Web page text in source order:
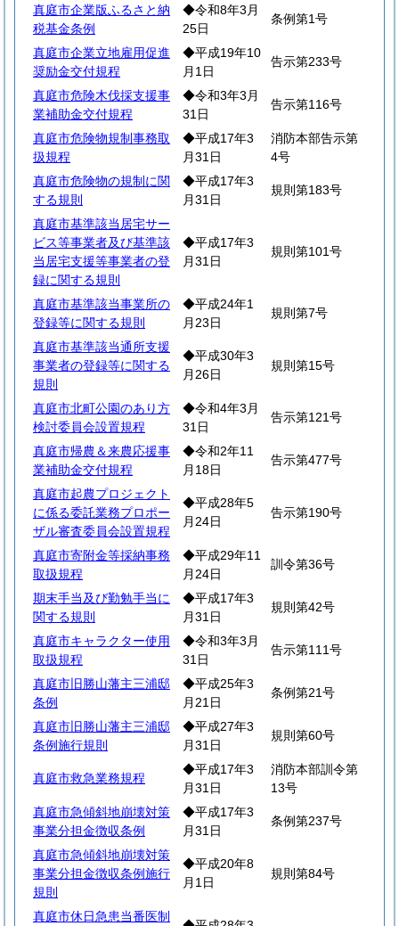
真庭市企業版ふるさと納
税基金条例
◆令和8年3月
25日
条例第1号
真庭市企業立地雇用促進
奨励金交付規程
◆平成19年10
月1日
告示第233号
真庭市危険木伐採支援事
業補助金交付規程
◆令和3年3月
31日
告示第116号
真庭市危険物規制事務取
扱規程
◆平成17年3
月31日
消防本部告示第
4号
真庭市危険物の規制に関
する規則
◆平成17年3
月31日
規則第183号
真庭市基準該当居宅サー
ビス等事業者及び基準該
当居宅支援等事業者の登
録に関する規則
◆平成17年3
月31日
規則第101号
真庭市基準該当事業所の
登録等に関する規則
◆平成24年1
月23日
規則第7号
真庭市基準該当通所支援
事業者の登録等に関する
規則
◆平成30年3
月26日
規則第15号
真庭市北町公園のあり方
検討委員会設置規程
◆令和4年3月
31日
告示第121号
真庭市帰農＆来農応援事
業補助金交付規程
◆令和2年11
月18日
告示第477号
真庭市起農プロジェクト
に係る委託業務プロポー
ザル審査委員会設置規程
◆平成28年5
月24日
告示第190号
真庭市寄附金等採納事務
取扱規程
◆平成29年11
月24日
訓令第36号
期末手当及び勤勉手当に
関する規則
◆平成17年3
月31日
規則第42号
真庭市キャラクター使用
取扱規程
◆令和3年3月
31日
告示第111号
真庭市旧勝山藩主三浦邸
条例
◆平成25年3
月21日
条例第21号
真庭市旧勝山藩主三浦邸
条例施行規則
◆平成27年3
月31日
規則第60号
真庭市救急業務規程
◆平成17年3
月31日
消防本部訓令第
13号
真庭市急傾斜地崩壊対策
事業分担金徴収条例
◆平成17年3
月31日
条例第237号
真庭市急傾斜地崩壊対策
事業分担金徴収条例施行
規則
◆平成20年8
月1日
規則第84号
真庭市休日急患当番医制